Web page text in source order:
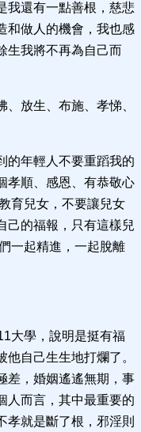
我還有一點善根，慈悲
和做人的機會，我也感
生我將不再為自己而
放生、布施、孝悌、
的年輕人不要重蹈我的
孝順、感恩、有恭敬心
育兒女，不要讓兒女
己的福報，只有這樣兒
一起精進，一起脫離
大學，說明是挺有福
自己生生地打爛了。
差，婚姻遙遙無期，事
人而言，其中最重要的
孝就是斷了根，邪淫則